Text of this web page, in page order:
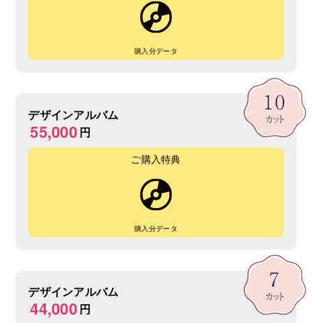
購入分データ
デザインアルバム
55,000円
ご購入特典
購入分データ
デザインアルバム
44,000円